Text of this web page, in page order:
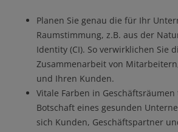
Planen Sie genau die für Ihr
Raumstimmung, z.B. aus der
Identity (CI). So verwirklichen Sie
Zusammenarbeit von
und Ihren Kunden.
Vitale Farben in
Botschaft eines gesunden
sich Kunden, Geschäftspartner